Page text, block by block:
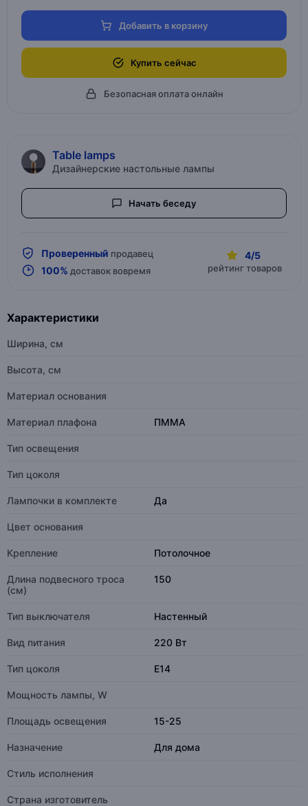
Добавить в корзину
Купить сейчас
Безопасная оплата онлайн
Table lamps
Дизайнерские настольные лампы
Начать беседу
Проверенный продавец
100% доставок вовремя
4/5
рейтинг товаров
Характеристики
Ширина, см
Высота, см
Материал основания
Материал плафона ПММА
Тип освещения
Тип цоколя
Лампочки в комплекте Да
Цвет основания
Крепление Потолочное
Длина подвесного троса
(см)
150
Тип выключателя Настенный
Вид питания 220 Вт
Тип цоколя E14
Мощность лампы, W
Площадь освещения 15-25
Назначение Для дома
Стиль исполнения
Страна изготовитель